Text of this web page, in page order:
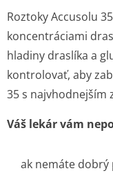
Roztoky Accusolu
koncentráciami
hladiny draslíka a
kontrolovať, aby
35 s najvhodnejším
Váš lekár vám
ak nemáte